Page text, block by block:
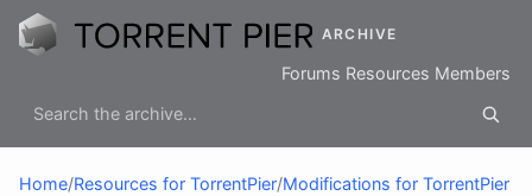
ARCHIVE
Forums Resources Members
Home/Resources for TorrentPier/Modifications for TorrentPier